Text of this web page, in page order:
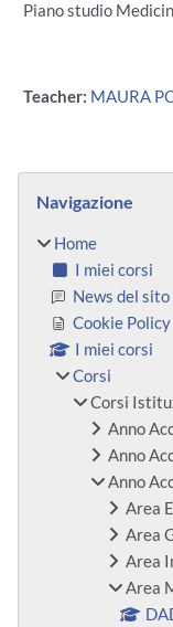
Piano studio
Teacher: MAURA
Blocchi
Navigazione
Home
I miei corsi
News del sito
Cookie Policy
I miei corsi
Corsi
Corsi
Anno
Anno
Anno
Area
Area
Area
Area